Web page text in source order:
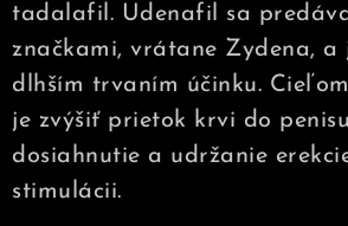
tadalafil. Udenafil sa
značkami, vrátane Zydena, a
dlhším trvaním účinku.
je zvýšiť prietok krvi do
dosiahnutie a udržanie
stimulácii.